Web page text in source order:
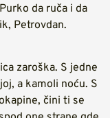
da ruča i da
Petrovdan.
zaroška. S jedne
a kamoli noću. S
čini ti se